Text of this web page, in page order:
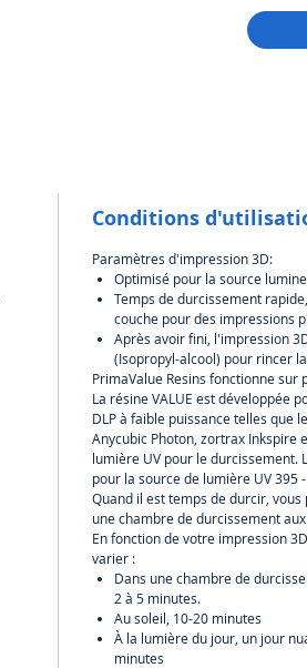
très
Conditions
Paramètres d'impression 3D:
Optimisé pour la source
Temps de durcissement
couche pour des impressions
Après avoir fini, l'impression
(Isopropyl-alcool) pour rincer
PrimaValue Resins fonctionne
La résine VALUE est développée
DLP à faible puissance telles que
Anycubic Photon, zortrax
lumière UV pour le durcissement.
pour la source de lumière UV 395
Quand il est temps de durcir,
une chambre de durcissement aux
En fonction de votre impression
varier :
Dans une chambre de
2 à 5 minutes.
Au soleil, 10-20 minutes
À la lumière du jour, un jour
minutes